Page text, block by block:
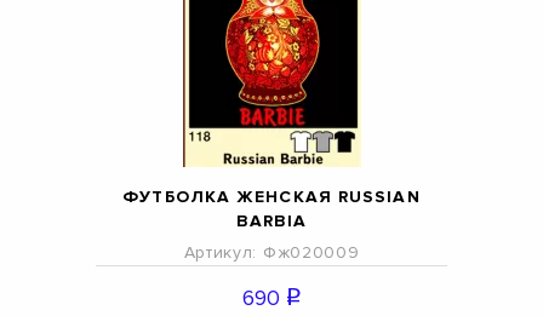
ФУТБОЛКА ЖЕНСКАЯ RUSSIAN
BARBIA
Артикул: Фж020009
690 q